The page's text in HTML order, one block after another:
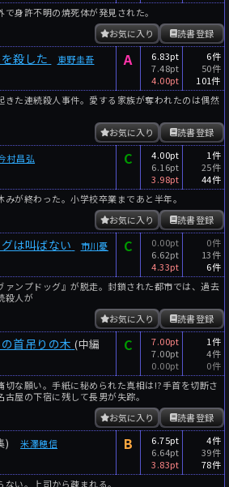
で身許不明の焼死体が発見された。
読書登録
お気に入り
殺した 東野圭吾 A
6.83pt
7.48pt
4.00pt
6件
50件
101件
きた連続殺人事件。愛する家族が奪われたのは偶然
読書登録
お気に入り
村昌弘 C
4.00pt
6.16pt
3.98pt
1件
25件
44件
みが終わった。小学校卒業まであと半年。
読書登録
お気に入り
は叫ばない
市川憂
C
0.00pt
6.62pt
4.33pt
0件
13件
6件
ァンプドッグ』が脱走。封鎖された都市では、過去
殺人が
読書登録
お気に入り
首吊りの木 (中編
C
7.00pt
7.00pt
0.00pt
1件
4件
0件
切な願い。手紙に秘められた真相は!?手首を切断さ
屋の下宿に残して長男が失踪。
読書登録
お気に入り
) 米澤穂信 B
6.75pt
6.64pt
3.83pt
4件
39件
78件
い。上司から疎まれる。